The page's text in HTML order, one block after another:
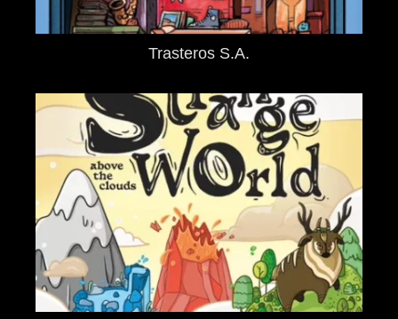
Trasteros S.A.